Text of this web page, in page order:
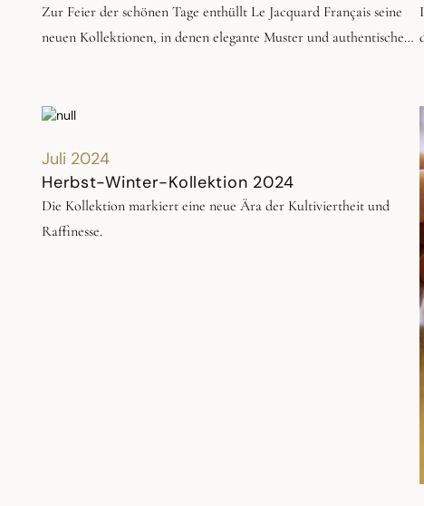
zwischen Material, Kreation und Emotion.
Zur Feier der schönen Tage enthüllt Le Jacquard Français seine
neuen Kollektionen, in denen elegante Muster und authentische
Esszimmer über die Küche bis hin zu Schlafzimmer, Badezimmer
Juli 2024
Herbst-Winter-Kollektion 2024
Die Kollektion markiert eine neue Ära der Kultiviertheit und
Raffinesse.